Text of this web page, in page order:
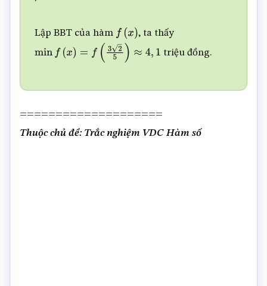
144
)= m
Lập BBT của hàm f( x) , ta thấy
min f( x)=f (32 5 ≈ 1 triệu đồng.
====================
Thuộc chủ đề: Trắc nghiệm VDC Hàm số